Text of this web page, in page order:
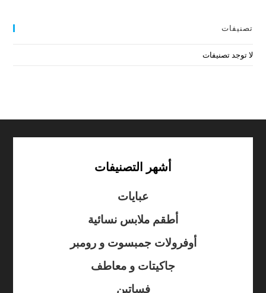
تصنيفات
لا توجد تصنيفات
أشهر التصنيفات
عبايات
أطقم ملابس نسائية
أوفرولات جمبسوت و رومبر
جاكيتات و معاطف
فساتين